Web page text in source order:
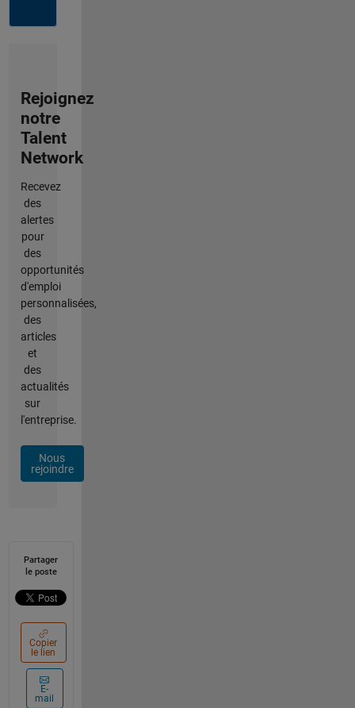
Rejoignez
notre
Talent
Network
Recevez
des
alertes
pour
des
opportunités
d'emploi
personnalisées,
des
articles
et
des
actualités
sur
l'entreprise.
Nous
rejoindre
Partager
le poste
Copier
le lien
E-
mail